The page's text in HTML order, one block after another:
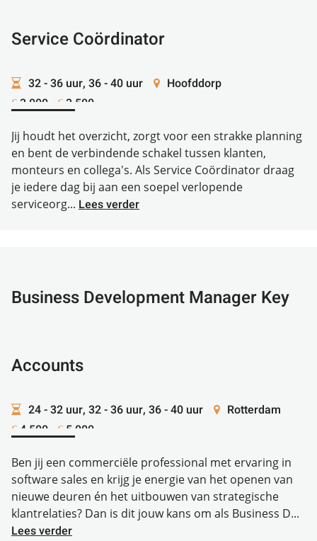
Service Coördinator
32 - 36 uur, 36 - 40 uur Hoofddorp
€ 3.000 - € 3.500
Jij houdt het overzicht, zorgt voor een strakke planning
en bent de verbindende schakel tussen klanten,
monteurs en collega's. Als Service Coördinator draag
je iedere dag bij aan een soepel verlopende
serviceorg... Lees verder
Business Development Manager Key
Accounts
24 - 32 uur, 32 - 36 uur, 36 - 40 uur Rotterdam
€ 4.500 - € 5.000
Ben jij een commerciële professional met ervaring in
software sales en krijg je energie van het openen van
nieuwe deuren én het uitbouwen van strategische
klantrelaties? Dan is dit jouw kans om als Business D...
Lees verder